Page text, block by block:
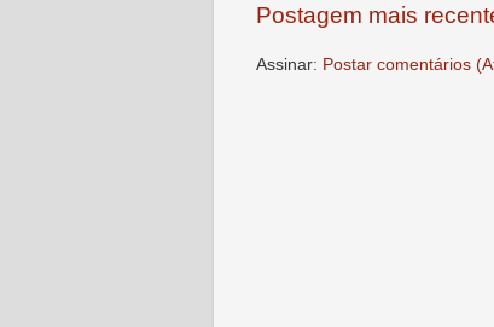
Postagem mais
Assinar: Postar comentários